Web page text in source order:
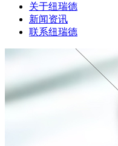
关于纽瑞德
新闻资讯
联系纽瑞德